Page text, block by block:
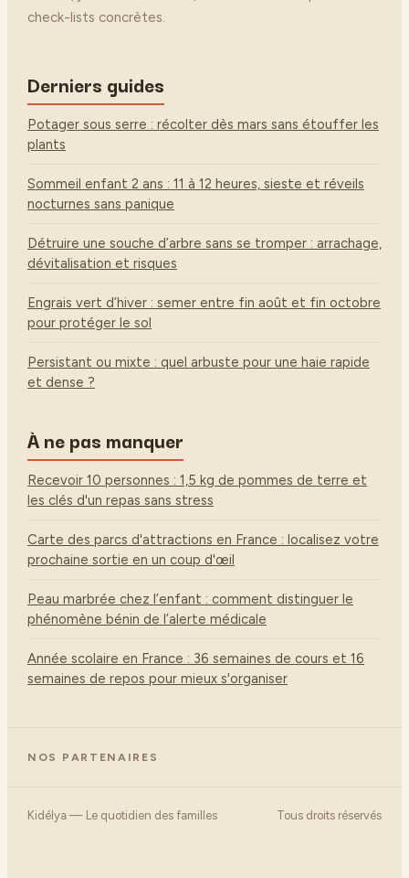
check-lists concrètes.
Derniers guides
Potager sous serre : récolter dès mars sans étouffer les
plants
Sommeil enfant 2 ans : 11 à 12 heures, sieste et réveils
nocturnes sans panique
Détruire une souche d’arbre sans se tromper : arrachage,
dévitalisation et risques
Engrais vert d’hiver : semer entre fin août et fin octobre
pour protéger le sol
Persistant ou mixte : quel arbuste pour une haie rapide
et dense ?
À ne pas manquer
Recevoir 10 personnes : 1,5 kg de pommes de terre et
les clés d'un repas sans stress
Carte des parcs d'attractions en France : localisez votre
prochaine sortie en un coup d'œil
Peau marbrée chez l’enfant : comment distinguer le
phénomène bénin de l’alerte médicale
Année scolaire en France : 36 semaines de cours et 16
semaines de repos pour mieux s'organiser
NOS PARTENAIRES
Kidélya — Le quotidien des familles Tous droits réservés